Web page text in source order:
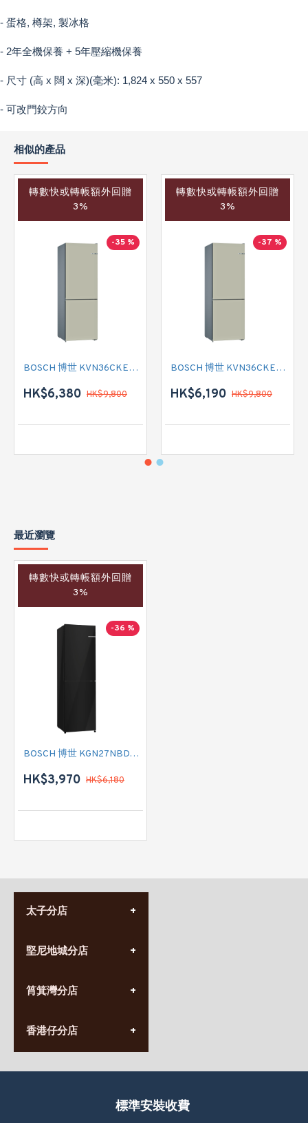
- 蛋格, 樽架, 製冰格
- 2年全機保養 + 5年壓縮機保養
- 尺寸 (高 x 闊 x 深)(毫米): 1,824 x 550 x 557
- 可改門鉸方向
相似的產品
轉數快或轉帳額外回贈
3%
-35 %
BOSCH 博世 KVN36CKEA2 雙門雪櫃
HK$6,380 HK$9,800
轉數快或轉帳額外回贈
3%
-37 %
BOSCH 博世 KVN36CKEA2 雙門雪櫃 左門鉸
HK$6,190 HK$9,800
最近瀏覽
轉數快或轉帳額外回贈
3%
-36 %
BOSCH 博世 KGN27NBDAG 雙門雪櫃
HK$3,970 HK$6,180
太子分店
營業時間:
九龍太子太子道西141號
堅尼地城分店
營業時間:
香港堅尼地城卑路乍街
(堅尼地城地鐵站B出口)
筲箕灣分店
營業時間:
(10:00am-20:30pm)
香港仔分店
營業時間:
香港香港仔成都道20-28號標準安裝收費